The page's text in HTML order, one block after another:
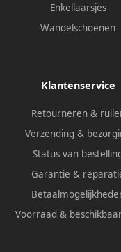
Enkellaarsjes
Wandelschoenen
Klantenservice
Retourneren &
Verzending &
Status van
Garantie &
Voorraad &